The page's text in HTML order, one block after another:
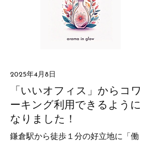
2025年4月8日
「いいオフィス」からコワ
ーキング利用できるように
なりました！
鎌倉駅から徒歩１分の好立地に「働